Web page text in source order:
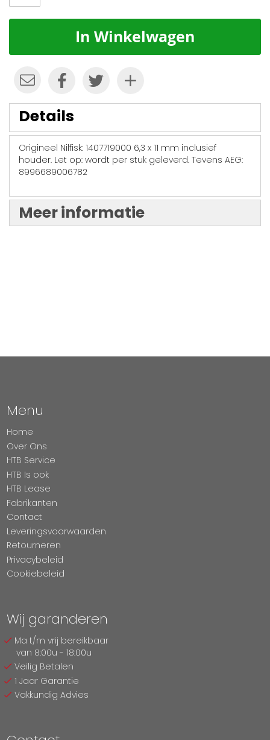
In Winkelwagen
Details
Origineel Nilfisk: 1407719000 6,3 x 11 mm inclusief
houder. Let op: wordt per stuk geleverd. Tevens AEG:
8996689006782
Meer informatie
Menu
Home
Over Ons
HTB Service
HTB Is ook
HTB Lease
Fabrikanten
Contact
Leveringsvoorwaarden
Retourneren
Privacybeleid
Cookiebeleid
Wij garanderen
Ma t/m vrij bereikbaar
van 8:00u - 18:00u
Veilig Betalen
1 Jaar Garantie
Vakkundig Advies